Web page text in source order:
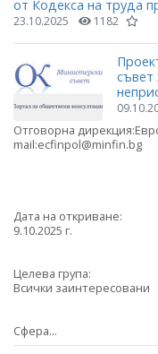
от Кодекса на труда
23.10.2025 1182
съвет
Отговорна
mail:ecfinpol@minfin.bg
Дата на откриване:
9.10.2025 г.
Целева група:
Всички заинтересовани
Сфера...